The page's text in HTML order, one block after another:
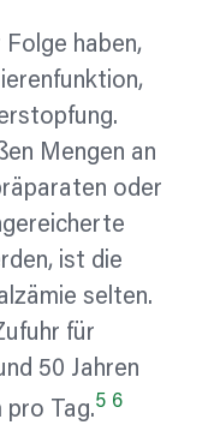
haben,
Mengen an
oder
ist die
selten.
für
50 Jahren
pro Tag.5 6